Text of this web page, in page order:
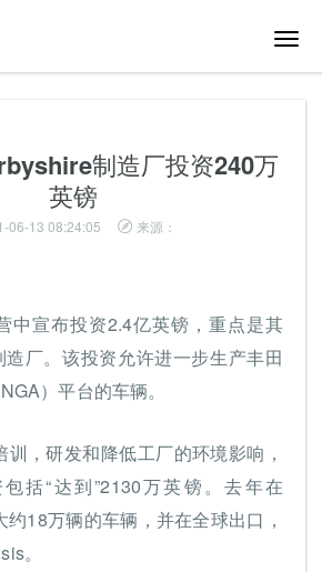
切
制造厂投资240万
英镑
06-13 08:24:05 来源：
中宣布投资2.4亿英镑，重点是其
厂。该投资允许进一步生产丰田
）平台的车辆。
，研发和降低工厂的环境影响，
括“达到”2130万英镑。去年在
18万辆的车辆，并在全球出口，
。